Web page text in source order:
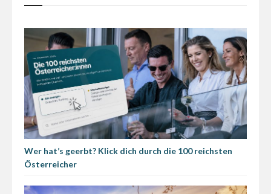
Wer hat’s geerbt? Klick dich durch die 100 reichsten
Österreicher